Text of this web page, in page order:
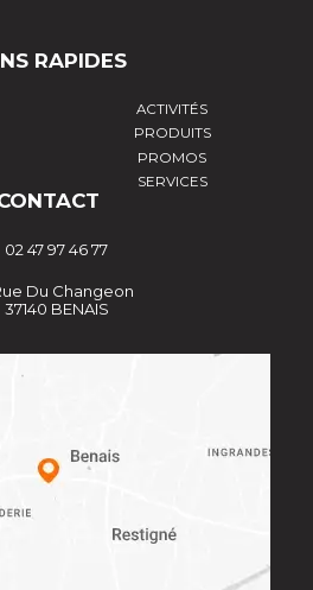
RAPIDES
ACTIVITÉS
PRODUITS
PROMOS
SERVICES
02 47 97 46 77
Du Changeon
37140 BENAIS